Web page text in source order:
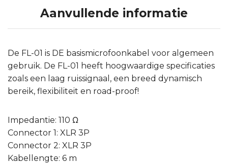
Aanvullende informatie
De FL-01 is DE basismicrofoonkabel voor algemeen
gebruik. De FL-01 heeft hoogwaardige specificaties
zoals een laag ruissignaal, een breed dynamisch
bereik, flexibiliteit en road-proof!
Impedantie: 110 Ω
Connector 1: XLR 3P
Connector 2: XLR 3P
Kabellengte: 6 m